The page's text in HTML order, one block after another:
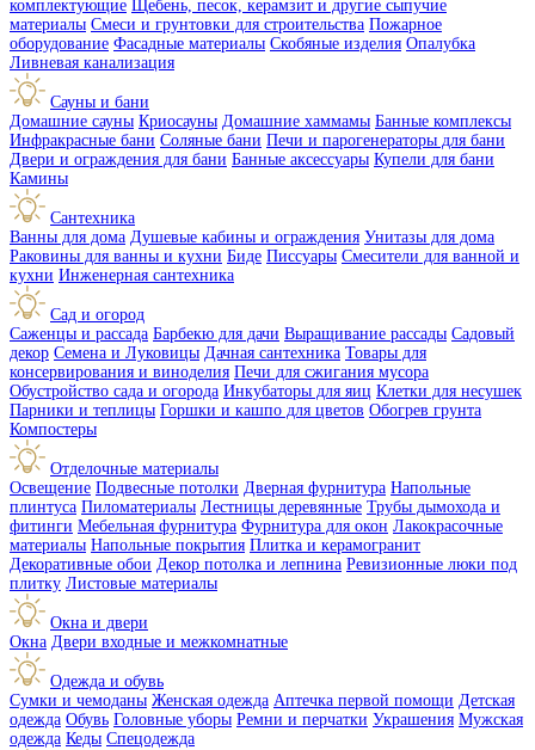
комплектующие Щебень, песок, керамзит и другие сыпучие
материалы Смеси и грунтовки для строительства Пожарное
оборудование Фасадные материалы Скобяные изделия Опалубка
Ливневая канализация
Сауны и бани
Домашние сауны Криосауны Домашние хаммамы Банные комплексы
Инфракрасные бани Соляные бани Печи и парогенераторы для бани
Двери и ограждения для бани Банные аксессуары Купели для бани
Камины
Сантехника
Ванны для дома Душевые кабины и ограждения Унитазы для дома
Раковины для ванны и кухни Биде Писсуары Смесители для ванной и
кухни Инженерная сантехника
Сад и огород
Саженцы и рассада Барбекю для дачи Выращивание рассады Садовый
декор Семена и Луковицы Дачная сантехника Товары для
консервирования и виноделия Печи для сжигания мусора
Обустройство сада и огорода Инкубаторы для яиц Клетки для несушек
Парники и теплицы Горшки и кашпо для цветов Обогрев грунта
Компостеры
Отделочные материалы
Освещение Подвесные потолки Дверная фурнитура Напольные
плинтуса Пиломатериалы Лестницы деревянные Трубы дымохода и
фитинги Мебельная фурнитура Фурнитура для окон Лакокрасочные
материалы Напольные покрытия Плитка и керамогранит
Декоративные обои Декор потолка и лепнина Ревизионные люки под
плитку Листовые материалы
Окна и двери
Окна Двери входные и межкомнатные
Одежда и обувь
Сумки и чемоданы Женская одежда Аптечка первой помощи Детская
одежда Обувь Головные уборы Ремни и перчатки Украшения Мужская
одежда Кеды Спецодежда